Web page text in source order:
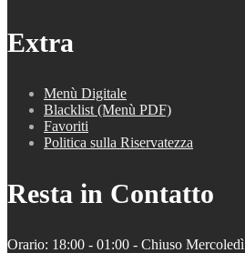
Extra
Menù Digitale
Blacklist (Menù PDF)
Favoriti
Politica sulla Riservatezza
Resta in Contatto
Orario: 18:00 - 01:00 - Chiuso Mercoledì